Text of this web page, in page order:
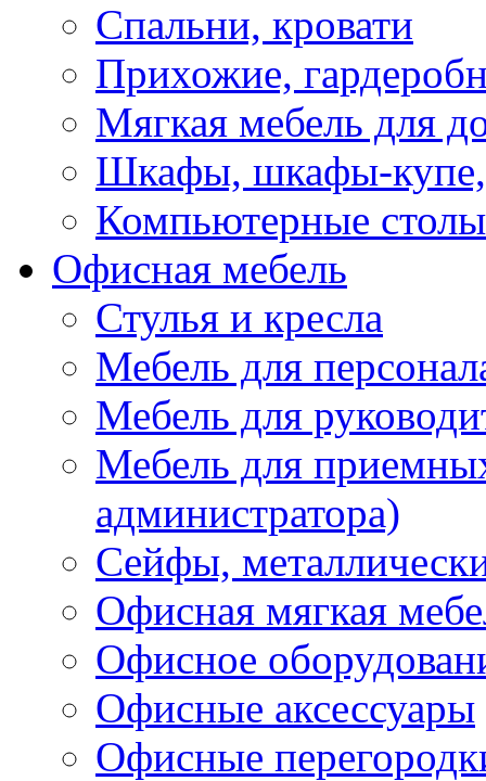
Спальни, кровати
Прихожие,
Мягкая мебель для
Шкафы, шкафы-купе,
Компьютерные столы
Офисная мебель
Стулья и кресла
Мебель для
Мебель для
Мебель для
администратора)
Сейфы,
Офисная мягкая
Офисное
Офисные аксессуары
Офисные